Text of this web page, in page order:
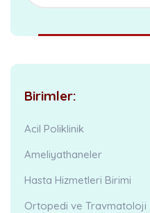
Birimler:
Acil Poliklinik
Ameliyathaneler
Hasta Hizmetleri Birimi
Ortopedi ve Travmatoloji